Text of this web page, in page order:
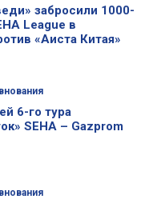
забросили 1000-
League в
«Аиста Китая»
6-го тура
SEHA – Gazprom